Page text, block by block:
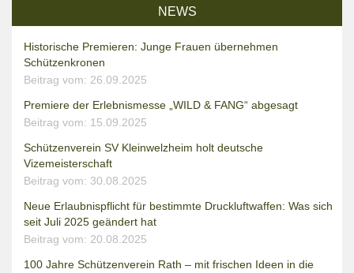
NEWS
Historische Premieren: Junge Frauen übernehmen
Schützenkronen
Beitrag vom: 26.09.2025
Premiere der Erlebnismesse „WILD & FANG“ abgesagt
Beitrag vom: 15.09.2025
Schützenverein SV Kleinwelzheim holt deutsche
Vizemeisterschaft
Beitrag vom: 30.08.2025
Neue Erlaubnispflicht für bestimmte Druckluftwaffen: Was sich
seit Juli 2025 geändert hat
Beitrag vom: 20.08.2025
100 Jahre Schützenverein Rath – mit frischen Ideen in die